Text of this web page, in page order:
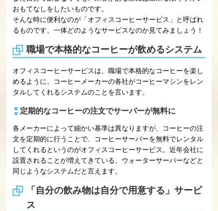
おもてなしをしたいものです。
そんな時に便利なのが「オフィスコーヒーサービス」と呼ばれ
るものです。一体どのようなサービスなのか見てみましょう！
職場で本格的なコーヒーが飲めるシステム
オフィスコーヒーサービスは、職場で本格的なコーヒーを楽し
めるように、コーヒーメーカーの各社がコーヒーマシンをレン
タルしてくれるシステムのことを言います。
定期的なコーヒーの注文でサーバーが無料に
各メーカーによって細かい基準は異なりますが、コーヒーの注
文を定期的に行うことで、コーヒーサーバーを無料でレンタル
してくれるというのがオフィスコーヒーサービス。近年会社に
設置されることが増えてきている、ウォーターサーバーなどと
同じようなシステムだと言えます。
「自分の飲み物は自分で用意する」サービ
ス